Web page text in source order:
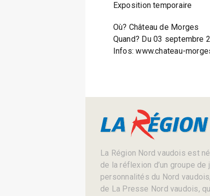
Exposition temporaire
Où? Château de Morges
Quand? Du 03 septembre
Infos: www.chateau-
La Région Nord vaudois est
de la réflexion d’un groupe
personnalités du Nord
de La Presse Nord vaudois,